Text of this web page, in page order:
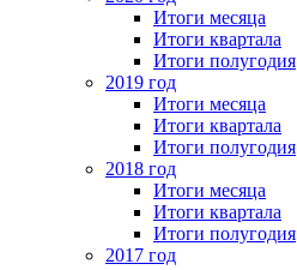
Итоги месяца
Итоги квартала
Итоги полугодия
2019 год
Итоги месяца
Итоги квартала
Итоги полугодия
2018 год
Итоги месяца
Итоги квартала
Итоги полугодия
2017 год